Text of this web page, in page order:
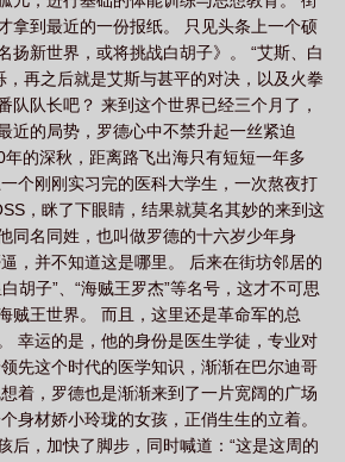
文网 海贼之超神天赋 海贼之超神天赋 完结感
海贼之超神天赋 最新章节 无弹窗 海贼王之超级
海贼之超级炉鼎 海贼之大将白龙 海贼王之超
赋免费阅读 海贼王之超神天赋已完结 海贼之最
弹窗 副船长 海贼王之地狱果实 海贼之超神天
海贼之超神天赋_ 海贼之超神天赋免费阅
海贼之超神天赋 汉库克 开局海贼 海贼之
神天赋罗德和桃兔章节 海贼王之暗帝霸世 海贼
级天赋免费阅读 海贼之超神天赋大结局 海贼之超
拿到最近的一份报纸。 只见头条上一个硕
扬新世界，或将挑战白胡子》。 “艾斯、白
再之后就是艾斯与甚平的对决，以及火拳
队队长吧？ 来到这个世界已经三个月了，
近的局势，罗德心中不禁升起一丝紧迫
的深秋，距离路飞出海只有短短一年多
个刚刚实习完的医科大学生，一次熬夜打
，眯了下眼睛，结果就莫名其妙的来到这
同名同姓，也叫做罗德的十六岁少年身
，并不知道这是哪里。 后来在街坊邻居的
胡子”、“海贼王罗杰”等名号，这才不可思
贼王世界。 而且，这里还是革命军的总
幸运的是，他的身份是医生学徒，专业对
先这个时代的医学知识，渐渐在巴尔迪哥
着，罗德也是渐渐来到了一片宽阔的广场
身材娇小玲珑的女孩，正俏生生的立着。
后，加快了脚步，同时喊道：“这是这周的